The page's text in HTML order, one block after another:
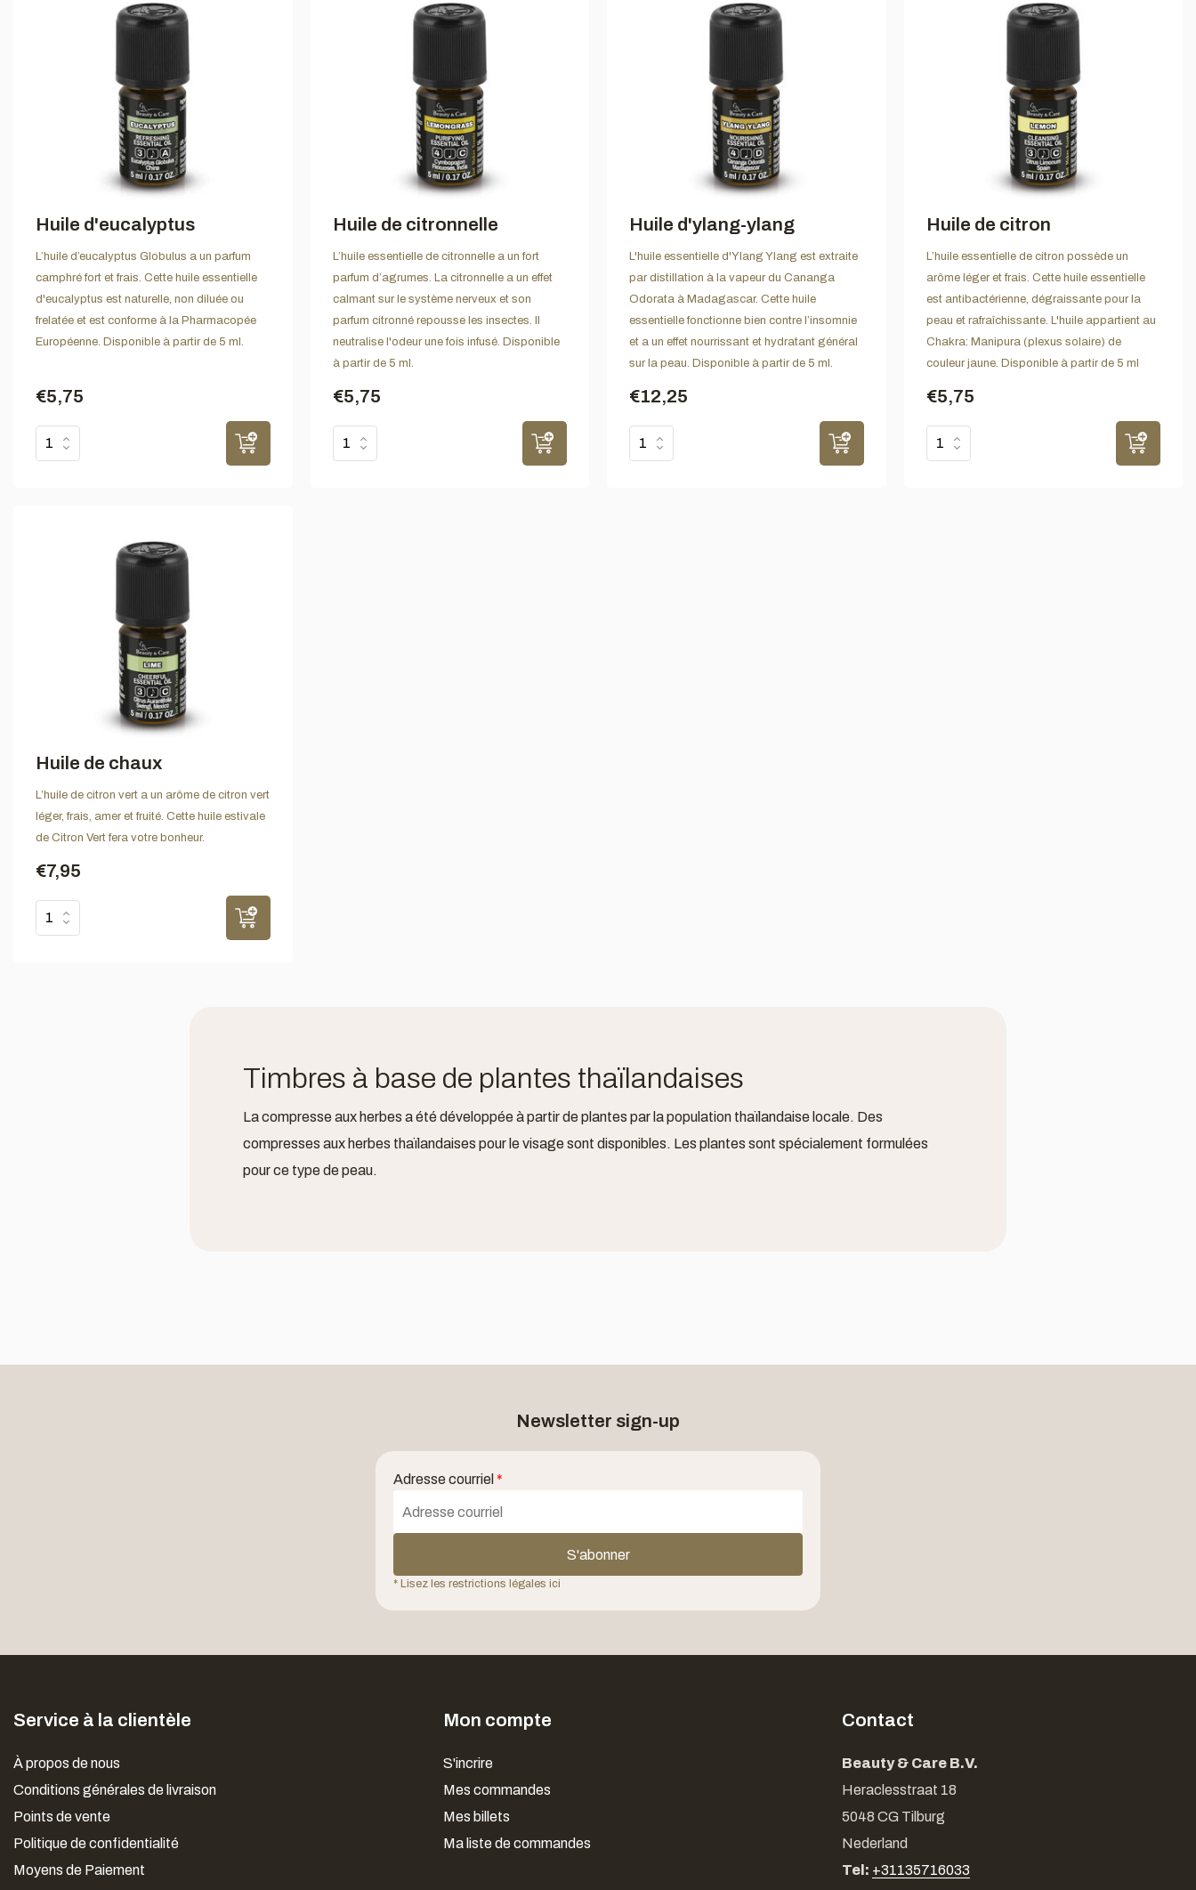
Huile d'eucalyptus
L’huile d’eucalyptus Globulus a un parfum
camphré fort et frais. Cette huile essentielle
d'eucalyptus est naturelle, non diluée ou
frelatée et est conforme à la Pharmacopée
Européenne. Disponible à partir de 5 ml.
€5,75
Huile de citronnelle
L’huile essentielle de citronnelle a un fort
parfum d’agrumes. La citronnelle a un effet
calmant sur le système nerveux et son
parfum citronné repousse les insectes. Il
neutralise l'odeur une fois infusé. Disponible
à partir de 5 ml.
€5,75
Huile d'ylang-ylang
L'huile essentielle d'Ylang Ylang est extraite
par distillation à la vapeur du Cananga
Odorata à Madagascar. Cette huile
essentielle fonctionne bien contre l’insomnie
et a un effet nourrissant et hydratant général
sur la peau. Disponible à partir de 5 ml.
€12,25
Huile de citron
L’huile essentielle de citron possède un
arôme léger et frais. Cette huile essentielle
est antibactérienne, dégraissante pour la
peau et rafraîchissante. L'huile appartient au
Chakra: Manipura (plexus solaire) de
couleur jaune. Disponible à partir de 5 ml
€5,75
Huile de chaux
L’huile de citron vert a un arôme de citron vert
léger, frais, amer et fruité. Cette huile estivale
de Citron Vert fera votre bonheur.
€7,95
Timbres à base de plantes thaïlandaises
La compresse aux herbes a été développée à partir de plantes par la population thaïlandaise locale. Des
compresses aux herbes thaïlandaises pour le visage sont disponibles. Les plantes sont spécialement formulées
pour ce type de peau.
Newsletter sign-up
Adresse courriel *
S'abonner
* Lisez les restrictions légales ici
Service à la clientèle
À propos de nous
Conditions générales de livraison
Points de vente
Politique de confidentialité
Moyens de Paiement
Mon compte
S'incrire
Mes commandes
Mes billets
Ma liste de commandes
Contact
Beauty & Care B.V.
Heraclesstraat 18
5048 CG Tilburg
Nederland
Tel: +31135716033